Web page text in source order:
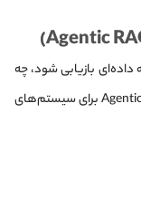
بازیابی شود، چه
ابزاری استفاده شود و چه اقدامی انجام گیرد. Agentic RAG برای سیستم‌های